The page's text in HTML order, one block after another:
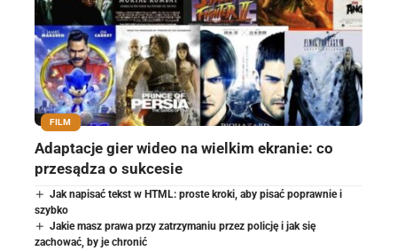
FILM
Adaptacje gier wideo na wielkim ekranie: co
przesądza o sukcesie
Jak napisać tekst w HTML: proste kroki, aby pisać poprawnie i
szybko
Jakie masz prawa przy zatrzymaniu przez policję i jak się
zachować, by je chronić